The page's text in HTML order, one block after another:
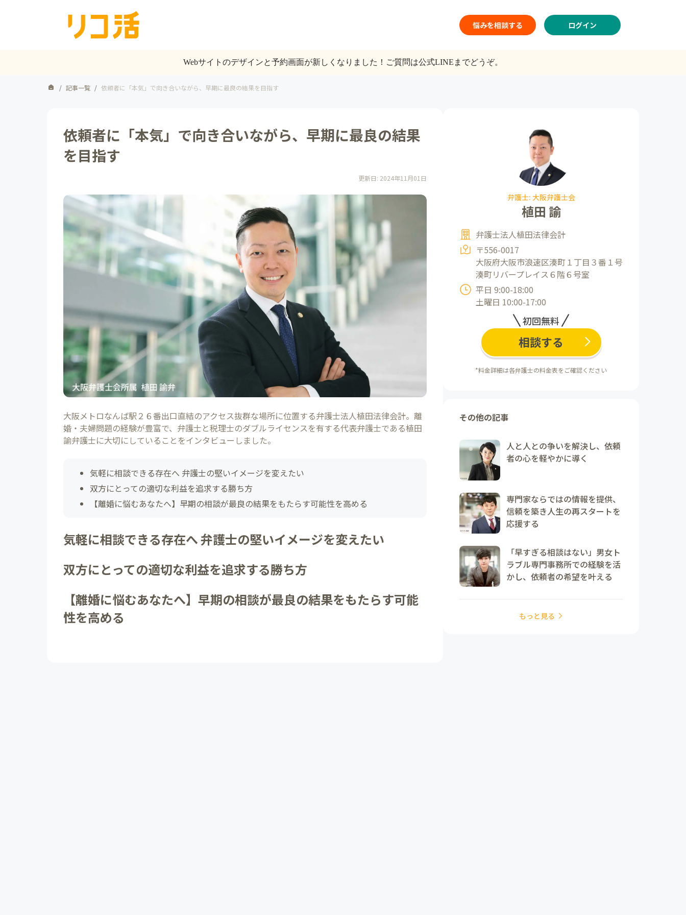
悩みを相談する ログイン
Webサイトのデザインと予約画面が新しくなりました！ご質問は公式LINEまでどうぞ。
/ 記事一覧 / 依頼者に「本気」で向き合いながら、早期に最良の結果を目指す
依頼者に「本気」で向き合いながら、早期に最良の結果
を目指す
更新日: 2024年11月01日
大阪メトロなんば駅２６番出口直結のアクセス抜群な場所に位置する弁護士法人植田法律会計。離
婚・夫婦問題の経験が豊富で、弁護士と税理士のダブルライセンスを有する代表弁護士である植田
諭弁護士に大切にしていることをインタビューしました。
気軽に相談できる存在へ 弁護士の堅いイメージを変えたい
双方にとっての適切な利益を追求する勝ち方
【離婚に悩むあなたへ】早期の相談が最良の結果をもたらす可能性を高める
気軽に相談できる存在へ 弁護士の堅いイメージを変えたい
双方にとっての適切な利益を追求する勝ち方
【離婚に悩むあなたへ】早期の相談が最良の結果をもたらす可能
性を高める
弁護士: 大阪弁護士会
植田 諭
弁護士法人植田法律会計
〒556-0017
大阪府大阪市浪速区湊町１丁目３番１号
湊町リバープレイス６階６号室
平日 9:00-18:00
土曜日 10:00-17:00
初回無料
相談する
*料金詳細は各弁護士の料金表をご確認ください
その他の記事
人と人との争いを解決し、依頼
者の心を軽やかに導く
専門家ならではの情報を提供、
信頼を築き人生の再スタートを
応援する
「早すぎる相談はない」男女ト
ラブル専門事務所での経験を活
かし、依頼者の希望を叶える
もっと見る